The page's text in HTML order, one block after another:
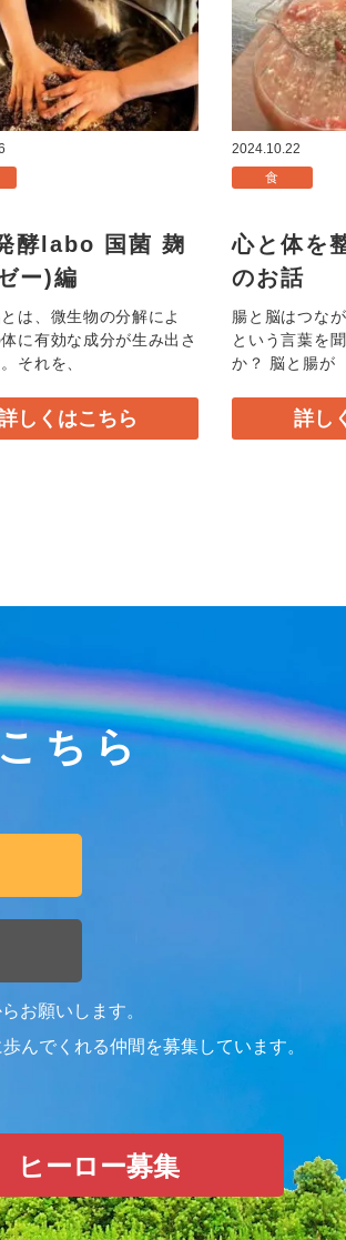
酵labo 国菌 麹
ー)編
は、微生物の分解によ
に有効な成分が生み出さ
それを、
しくはこちら
2024.10.22
食
心と体を
のお話
腸と脳はつな
という言葉を
か？ 脳と腸が
詳し
ちら
お願いします。
んでくれる仲間を募集しています。
ヒーロー募集